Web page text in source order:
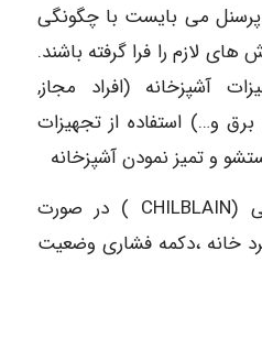
پرسنل می بایست با چگونگی
های لازم را فرا گرفته باشند.
آشپزخانه (افراد مجاز,
و…) استفاده از تجهیزات
و تمیز نمودن آشپزخانه
6- سرمازدگی و یخ زدگی (CHILBLAIN ) در صورت
خانه ،دکمه فشاری وضعیت